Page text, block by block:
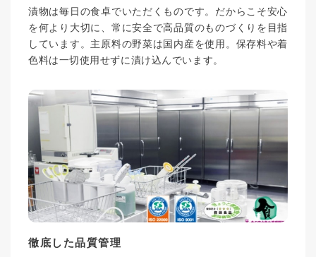
漬物は毎日の食卓でいただくものです。だからこそ安心
を何より大切に、常に安全で高品質のものづくりを目指
しています。主原料の野菜は国内産を使用。保存料や着
色料は一切使用せずに漬け込んでいます。
徹底した品質管理